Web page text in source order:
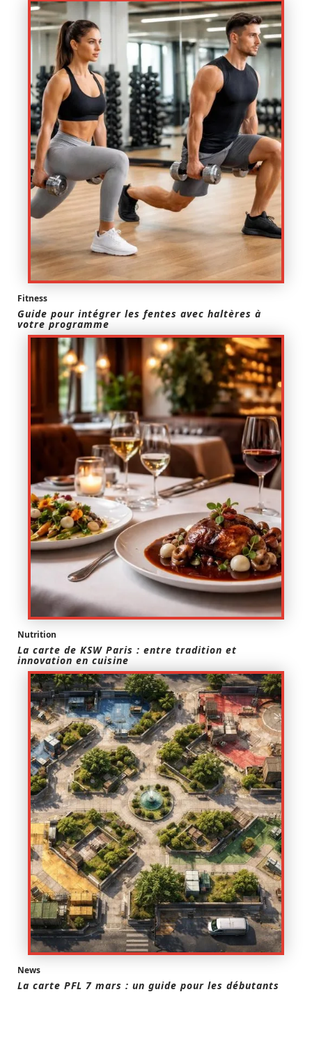
Fitness
Guide pour intégrer les fentes avec haltères à
votre programme
Nutrition
La carte de KSW Paris : entre tradition et
innovation en cuisine
News
La carte PFL 7 mars : un guide pour les débutants